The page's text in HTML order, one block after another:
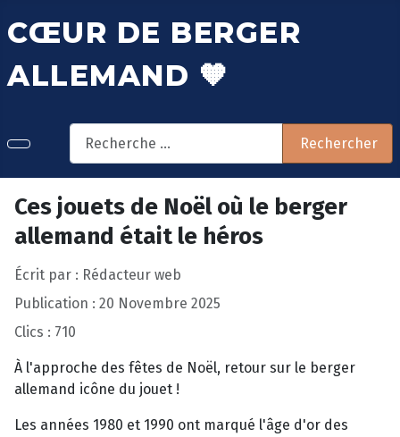
CŒUR DE BERGER
ALLEMAND 🧡
Rechercher
Rechercher
Ces jouets de Noël où le berger
allemand était le héros
Écrit par : Rédacteur web
Publication : 20 Novembre 2025
Clics : 710
À l'approche des fêtes de Noël, retour sur le berger
allemand icône du jouet !
Les années 1980 et 1990 ont marqué l'âge d'or des